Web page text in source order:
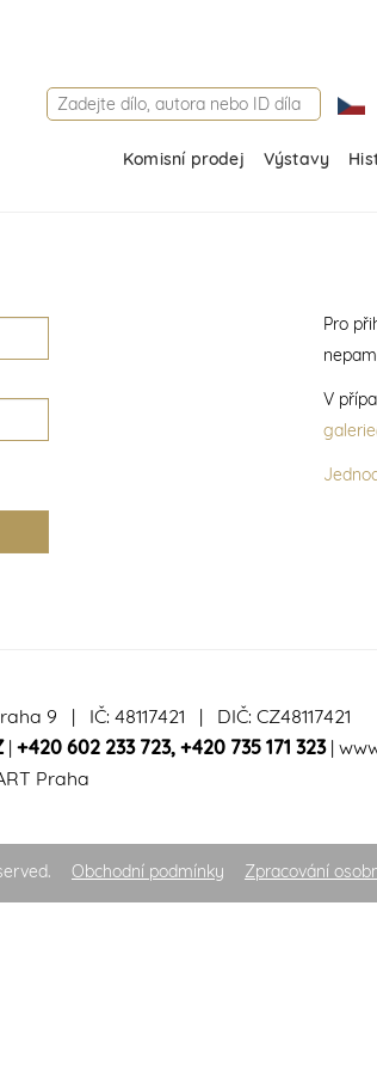
Komisní prodej Výstavy
Pro
V
9 | IČ: 48117421 | DIČ: CZ48117421
| +420 602 233 723, +420 735 171 323|
Praha
Obchodní podmínky Zpracování